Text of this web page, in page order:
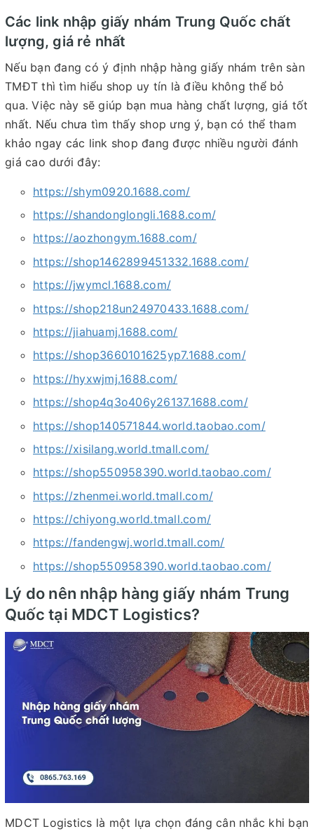
Các link nhập giấy nhám Trung Quốc chất
lượng, giá rẻ nhất
Nếu bạn đang có ý định nhập hàng giấy nhám trên sàn
TMĐT thì tìm hiểu shop uy tín là điều không thể bỏ
qua. Việc này sẽ giúp bạn mua hàng chất lượng, giá tốt
nhất. Nếu chưa tìm thấy shop ưng ý, bạn có thể tham
khảo ngay các link shop đang được nhiều người đánh
giá cao dưới đây:
https://shym0920.1688.com/
https://shandonglongli.1688.com/
https://aozhongym.1688.com/
https://shop1462899451332.1688.com/
https://jwymcl.1688.com/
https://shop218un24970433.1688.com/
https://jiahuamj.1688.com/
https://shop3660101625yp7.1688.com/
https://hyxwjmj.1688.com/
https://shop4q3o406y26137.1688.com/
https://shop140571844.world.taobao.com/
https://xisilang.world.tmall.com/
https://shop550958390.world.taobao.com/
https://zhenmei.world.tmall.com/
https://chiyong.world.tmall.com/
https://fandengwj.world.tmall.com/
https://shop550958390.world.taobao.com/
Lý do nên nhập hàng giấy nhám Trung
Quốc tại MDCT Logistics?
MDCT Logistics là một lựa chọn đáng cân nhắc khi bạn